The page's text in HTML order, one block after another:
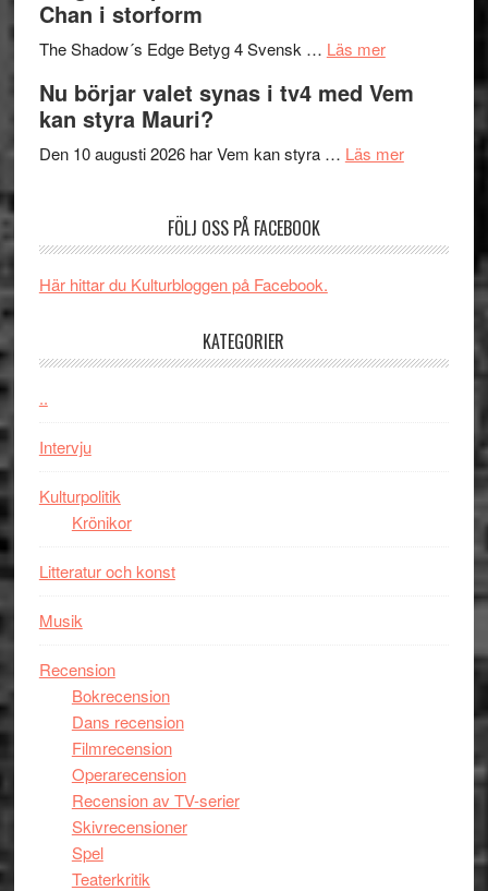
Artipelag
samtal
teater
Chan i storform
The Shadow´s Edge Betyg 4 Svensk … Läs merom
The
´s
och
Jackie
Nu börjar valet synas i tv4 med Vem
kan styra Mauri?
Den 10 augusti 2026 har Vem kan styra … Läs merom
synas
Vem
FÖLJ OSS PÅ FACEBOOK
Här hittar du Kulturbloggen på Facebook.
KATEGORIER
..
Intervju
Kulturpolitik
Krönikor
Litteratur och konst
Musik
Recension
Bokrecension
Dans recension
Filmrecension
Operarecension
Recension av TV-serier
Skivrecensioner
Spel
Teaterkritik